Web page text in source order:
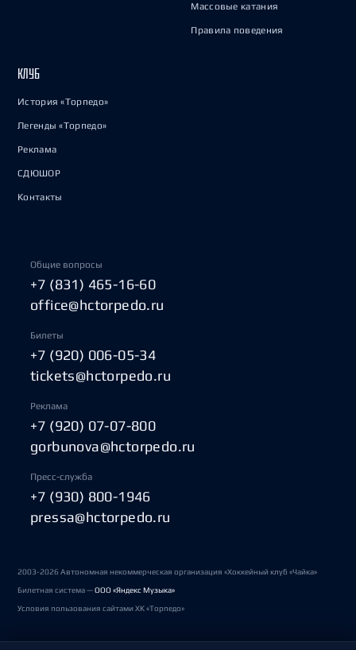
Массовые катания
Правила поведения
КЛУБ
История «Торпедо»
Легенды «Торпедо»
Реклама
СДЮШОР
Контакты
Общие вопросы
+7 (831) 465-16-60
office@hctorpedo.ru
Билеты
+7 (920) 006-05-34
tickets@hctorpedo.ru
Реклама
+7 (920) 07-07-800
gorbunova@hctorpedo.ru
Пресс-служба
+7 (930) 800-1946
pressa@hctorpedo.ru
2003-2026 Автономная некоммерческая организация «Хоккейный клуб «Чайка»
Билетная система —ООО «Яндекс Музыка»
Условия пользования сайтами ХК «Торпедо»